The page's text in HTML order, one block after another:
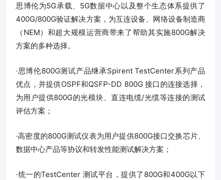
思博伦为5G承载、5G数据中心以及整个生态体系提供了
400G/800G验证解决方案，为互连设备、网络设备制造商
（NEM）和超大规模运营商带来了帮助其实施800G解决
方案的多种选择。
·思博伦800G测试产品继承Spirent TestCenter系列产品
优点，并提供OSPF和QSFP-DD 800G 接口的连接选择，
为用户提供800G的光模块、直连电缆/光缆等连接的测试
评估方案；
·高密度的800G测试仪表为用户提供800G接口交换芯片、
数据中心产品等协议和转发性能测试解决方案；
·统一的TestCenter 测试平台，提供了800G和400G以下